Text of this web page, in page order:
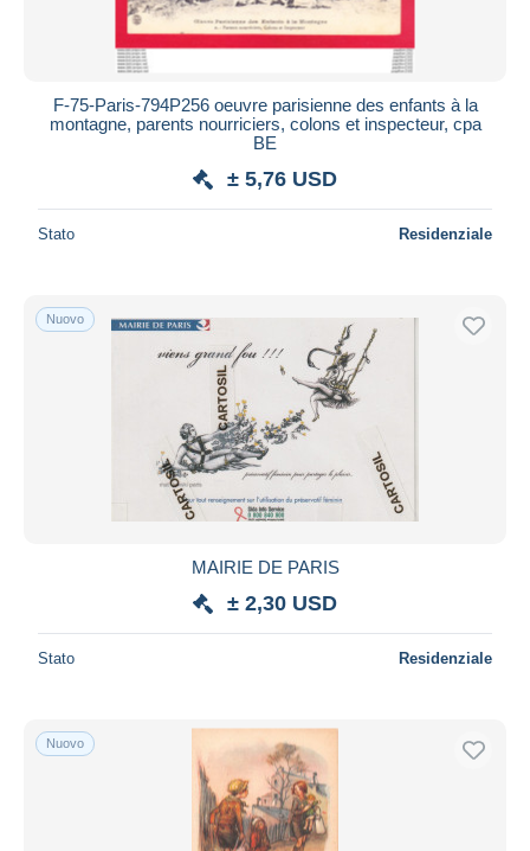
F-75-Paris-794P256 oeuvre parisienne des enfants à la
montagne, parents nourriciers, colons et inspecteur, cpa
BE
± 5,76 USD
Stato Residenziale
Nuovo
MAIRIE DE PARIS
± 2,30 USD
Stato Residenziale
Nuovo